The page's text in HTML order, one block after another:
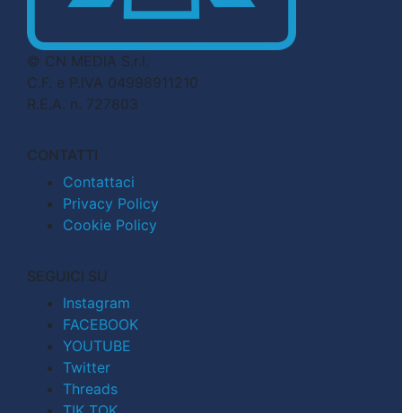
© CN MEDIA S.r.l.
C.F. e P.IVA 04998911210
R.E.A. n. 727803
CONTATTI
Contattaci
Privacy Policy
Cookie Policy
SEGUICI SU
Instagram
FACEBOOK
YOUTUBE
Twitter
Threads